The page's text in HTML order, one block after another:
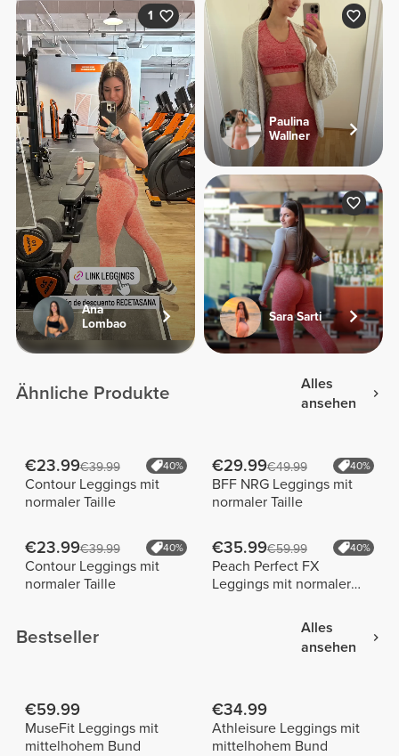
1
Ana
Lombao
Paulina
Wallner
Sara Sarti
Ähnliche Produkte
Alles
ansehen
€23.99€39.99 40%
Contour Leggings mit
normaler Taille
€29.99€49.99 40%
BFF NRG Leggings mit
normaler Taille
€23.99€39.99 40%
Contour Leggings mit
normaler Taille
€35.99€59.99 40%
Peach Perfect FX
Leggings mit normaler
Bestseller
Alles
ansehen
€59.99
MuseFit Leggings mit
mittelhohem Bund
€34.99
Athleisure Leggings mit
mittelhohem Bund